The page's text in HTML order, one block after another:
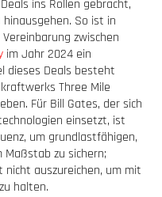
ins Rollen gebracht,
So ist in
zwischen
im Jahr 2024 ein
dieses Deals besteht
Three Mile
Für Bill Gates, der sich
einsetzt, ist
um grundlastfähigen,
zu sichern;
auszureichen, um mit
halten.